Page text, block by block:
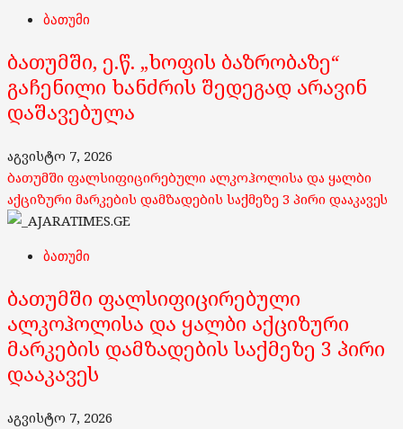
ბათუმი
ბათუმში, ე.წ. „ხოფის ბაზრობაზე“
გაჩენილი ხანძრის შედეგად არავინ
დაშავებულა
აგვისტო 7, 2026
ბათუმში ფალსიფიცირებული ალკოჰოლისა და ყალბი
აქციზური მარკების დამზადების საქმეზე 3 პირი დააკავეს
ბათუმი
ბათუმში ფალსიფიცირებული
ალკოჰოლისა და ყალბი აქციზური
მარკების დამზადების საქმეზე 3 პირი
დააკავეს
აგვისტო 7, 2026